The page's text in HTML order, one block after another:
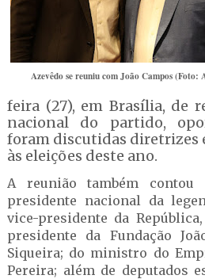
Azevêdo se reuniu com João Campos (Foto:
feira (27), em Brasília, de
nacional do partido,
foram discutidas diretrizes
às eleições deste ano.
A reunião também
presidente nacional da
vice-presidente da
presidente da Fundação
Siqueira; do ministro do
Pereira; além de deputados